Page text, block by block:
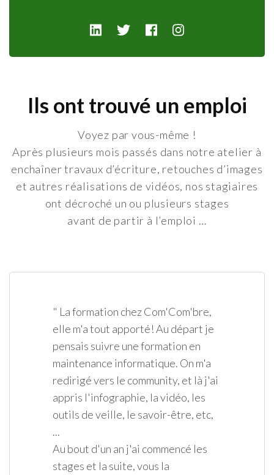
Ils ont trouvé un emploi
Voyez par vous-même !
Après plusieurs mois passés dans notre atelier à
enchaîner travaux d’écriture, retouches d’images
et autres réalisations de vidéos, nos stagiaires
ont décroché un ou plusieurs stages
avant de partir à l’emploi …
" La formation chez Com'Com'bre,
elle m'a tout apporté! Au départ je
pensais suivre une formation en
maintenance informatique. On m'a
redirigé vers le community, et là j'ai
appris l'infographie, la vidéo, les
outils de veille, le savoir-être, etc,
...
Au bout d'un an j'ai commencé les
stages et la suite, vous la